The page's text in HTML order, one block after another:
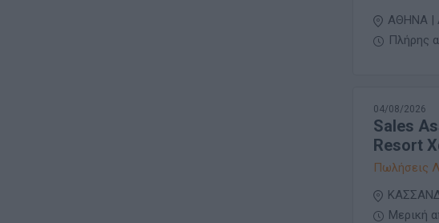
ΑΘΗΝΑ |
Πλήρης
04/08/2026
Sales
Resort
Πωλήσεις
Μερική